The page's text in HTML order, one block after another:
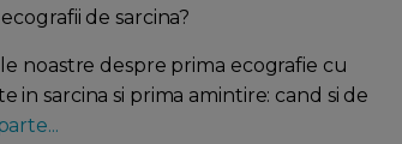
de sarcina?
noastre despre prima ecografie cu
in sarcina si prima amintire: cand si de